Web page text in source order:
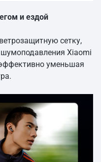
и ездой
сетку,
шумоподавления Xiaomi
уменьшая